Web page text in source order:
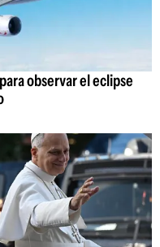
observar el eclipse